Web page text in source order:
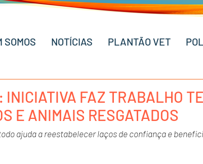
SOMOS NOTÍCIAS PLANTÃO VET
INICIATIVA FAZ TRABALHO
E ANIMAIS RESGATADOS
ajuda a reestabelecer laços de confiança e